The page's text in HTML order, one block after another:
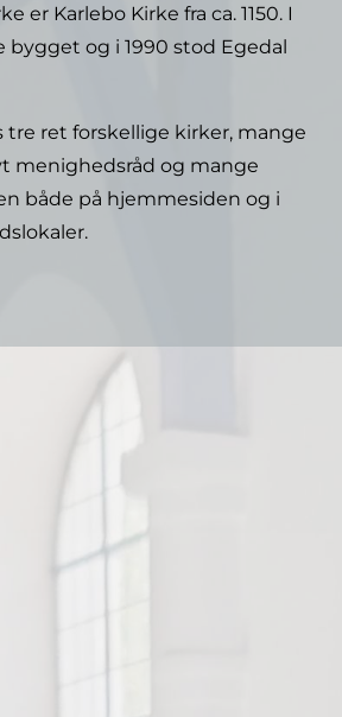
er Karlebo Kirke fra ca. 1150. I
bygget og i 1990 stod Egedal
tre ret forskellige kirker, mange
menighedsråd og mange
både på hjemmesiden og i